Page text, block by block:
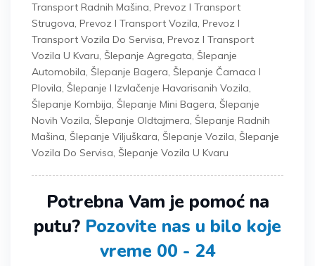
Transport Radnih Mašina, Prevoz I Transport
Strugova, Prevoz I Transport Vozila, Prevoz I
Transport Vozila Do Servisa, Prevoz I Transport
Vozila U Kvaru, Šlepanje Agregata, Šlepanje
Automobila, Šlepanje Bagera, Šlepanje Čamaca I
Plovila, Šlepanje I Izvlačenje Havarisanih Vozila,
Šlepanje Kombija, Šlepanje Mini Bagera, Šlepanje
Novih Vozila, Šlepanje Oldtajmera, Šlepanje Radnih
Mašina, Šlepanje Viljuškara, Šlepanje Vozila, Šlepanje
Vozila Do Servisa, Šlepanje Vozila U Kvaru
Potrebna Vam je pomoć na
putu? Pozovite nas u bilo koje
vreme 00 - 24